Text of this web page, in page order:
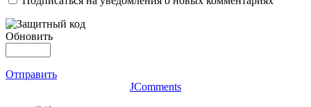
Обновить
Отправить
JComments